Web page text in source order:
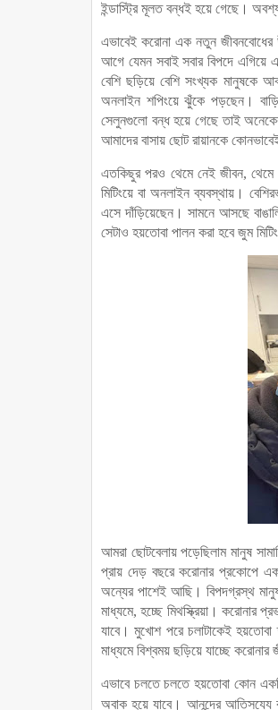
ইন্ডাস্ট্রি মূলত বন্ধই হয়ে গেছে।
এভাবেই করোনা এক নতুন জীবনবোধের
আগে যেমন সবাই সবার বিপদে এগিয়ে
বেশি ছড়িয়ে বেশি সংখ্যক মানুষকে
অনলাইন শপিংয়ে ঝুঁকে পড়ছেন। বাড়ি
সেলুনগুলো বন্ধ হয়ে গেছে তাই
আমাদের বাসায় ছোট রায়ানকে
এতকিছুর পরও থেমে নেই জীবন,
মিটিংয়ে বা অনলাইন ব্যবস্থায়।
এসে দাঁড়িয়েছেন। সামনে আসছে
সেটাও হয়তোবা পালন করা হবে জুম
আমরা ছোটবেলায় পড়েছিলাম মানুষ
প্রায় দেড় বছরে করোনার প্রকোপে
অন্যের পাশেই আছি। বিপদগ্রস্থ
মাধ্যমে, হচ্ছে মিথস্ক্রিয়া। করোনার
যাবে। মুখোশ পরে চলাটাকেই হয়তোবা
মাধ্যমে বিশ্বময় ছড়িয়ে যাচ্ছে করোনার
এভাবে চলতে চলতে হয়তোবা কোন
অবাক হয়ে যাবে। আনন্দের আতিসয্যে